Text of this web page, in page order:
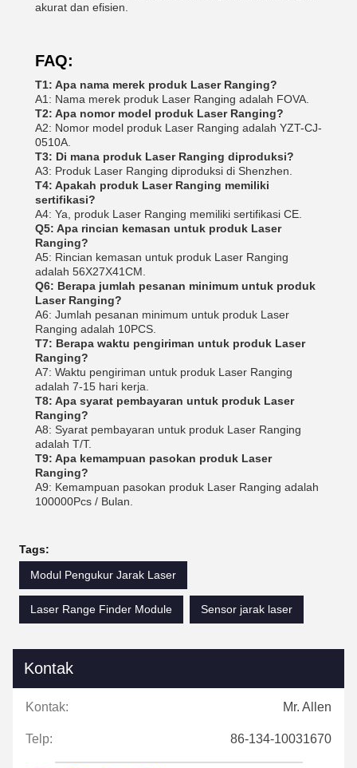
akurat dan efisien.
FAQ:
T1: Apa nama merek produk Laser Ranging?
A1: Nama merek produk Laser Ranging adalah FOVA.
T2: Apa nomor model produk Laser Ranging?
A2: Nomor model produk Laser Ranging adalah YZT-CJ-
0510A.
T3: Di mana produk Laser Ranging diproduksi?
A3: Produk Laser Ranging diproduksi di Shenzhen.
T4: Apakah produk Laser Ranging memiliki
sertifikasi?
A4: Ya, produk Laser Ranging memiliki sertifikasi CE.
Q5: Apa rincian kemasan untuk produk Laser
Ranging?
A5: Rincian kemasan untuk produk Laser Ranging
adalah 56X27X41CM.
Q6: Berapa jumlah pesanan minimum untuk produk
Laser Ranging?
A6: Jumlah pesanan minimum untuk produk Laser
Ranging adalah 10PCS.
T7: Berapa waktu pengiriman untuk produk Laser
Ranging?
A7: Waktu pengiriman untuk produk Laser Ranging
adalah 7-15 hari kerja.
T8: Apa syarat pembayaran untuk produk Laser
Ranging?
A8: Syarat pembayaran untuk produk Laser Ranging
adalah T/T.
T9: Apa kemampuan pasokan produk Laser
Ranging?
A9: Kemampuan pasokan produk Laser Ranging adalah
100000Pcs / Bulan.
Tags:
Modul Pengukur Jarak Laser
Laser Range Finder Module Sensor jarak laser
Kontak
Kontak: Mr. Allen
Telp: 86-134-10031670